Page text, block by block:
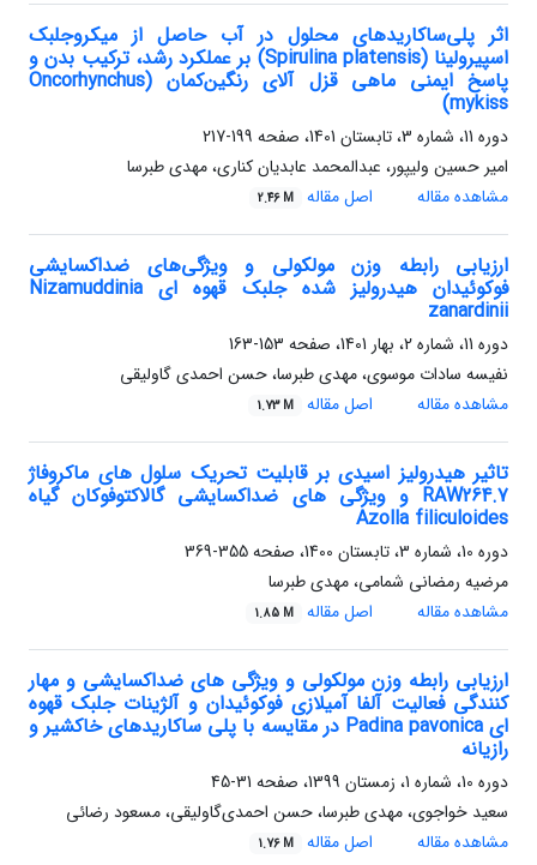
اثر پلی‌ساکاریدهای محلول در آب حاصل از میکروجلبک‌
اسپیرولینا (Spirulina platensis) بر عملکرد رشد، ترکیب بدن و
پاسخ ایمنی ماهی قزل ‌آلای رنگین‌کمان (Oncorhynchus
mykiss)
دوره 11، شماره 3، تابستان 1401، صفحه
199-217
امیر حسین ولیپور، عبدالمحمد عابدیان کناری، مهدی طبرسا
مشاهده مقاله
اصل مقاله 2.46 M
ارزیابی رابطه وزن مولکولی و ویژگی‌های ضداکسایشی
فوکوئیدان هیدرولیز شده جلبک قهوه ای Nizamuddinia
zanardinii
دوره 11، شماره 2، بهار 1401، صفحه
153-163
نفیسه سادات موسوی، مهدی طبرسا، حسن احمدی گاولیقی
مشاهده مقاله
اصل مقاله 1.73 M
تاثیر هیدرولیز اسیدی بر قابلیت تحریک سلول های ماکروفاژ
RAW264.7 و ویژگی های ضداکسایشی گالاکتوفوکان گیاه
Azolla filiculoides
دوره 10، شماره 3، تابستان 1400، صفحه
355-369
مرضیه رمضانی شمامی، مهدی طبرسا
مشاهده مقاله
اصل مقاله 1.85 M
ارزیابی رابطه وزن مولکولی و ویژگی های ضداکسایشی و مهار
کنندگی فعالیت آلفا آمیلازی فوکوئیدان و آلژینات جلبک قهوه
ای Padina pavonica در مقایسه با پلی ساکاریدهای خاکشیر و
رازیانه
دوره 10، شماره 1، زمستان 1399، صفحه
31-45
سعید خواجوی، مهدی طبرسا، حسن احمدی‌گاولیقی، مسعود رضائی
مشاهده مقاله
اصل مقاله 1.76 M